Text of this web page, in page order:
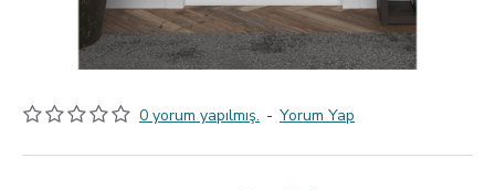
0 yorum yapılmış. - Yorum Yap